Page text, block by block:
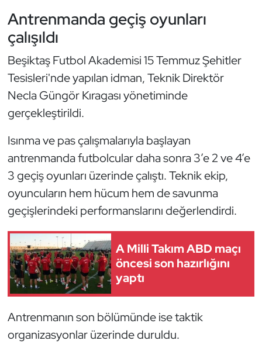
Antrenmanda geçiş oyunları
çalışıldı
Beşiktaş Futbol Akademisi 15 Temmuz Şehitler
Tesisleri'nde yapılan idman, Teknik Direktör
Necla Güngör Kıragası yönetiminde
gerçekleştirildi.
Isınma ve pas çalışmalarıyla başlayan
antrenmanda futbolcular daha sonra 3’e 2 ve 4’e
3 geçiş oyunları üzerinde çalıştı. Teknik ekip,
oyuncuların hem hücum hem de savunma
geçişlerindeki performanslarını değerlendirdi.
A Milli Takım ABD maçı
öncesi son hazırlığını
yaptı
Antrenmanın son bölümünde ise taktik
organizasyonlar üzerinde duruldu.
Futsal
Genel
Golf
Halter
Hava Sporları
Hentbol
İşitme Engelli Sporcular
Judo ve Kuraş
Karate